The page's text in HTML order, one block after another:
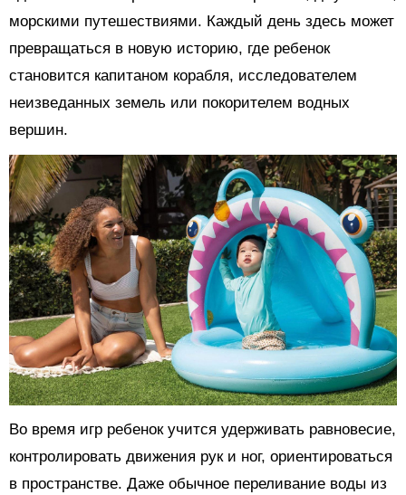
морскими путешествиями. Каждый день здесь может
превращаться в новую историю, где ребенок
становится капитаном корабля, исследователем
неизведанных земель или покорителем водных
вершин.
Во время игр ребенок учится удерживать равновесие,
контролировать движения рук и ног, ориентироваться
в пространстве. Даже обычное переливание воды из